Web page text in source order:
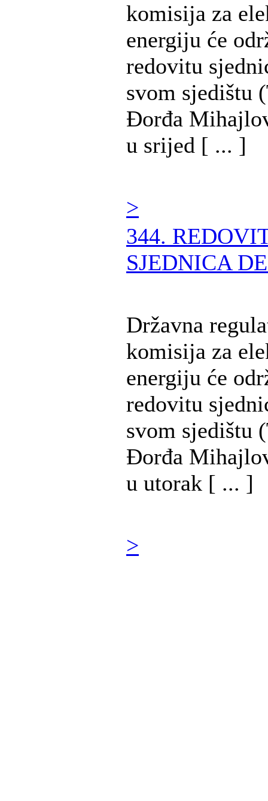
komisija za
energiju će
redovitu
svom sjedištu
Đorđa
u srijed [ ... ]
>
344.
SJEDNICA
Državna
komisija za
energiju će
redovitu
svom sjedištu
Đorđa
u utorak [ ... ]
>